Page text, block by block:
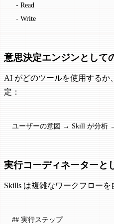
  -
Read
  -
Write
意思決定エンジンとして
AI がどのツールを使用するか
定：
ユーザーの意図 → Skill が分析
実行コーディネーターと
Skills は複雑なワークフローを
## 実行ステップ